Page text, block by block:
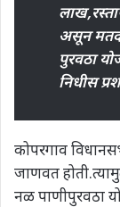
असून
पुरवठा
निधीस
कोपरगाव
जाणवत
नळ पाणीपुरवठा